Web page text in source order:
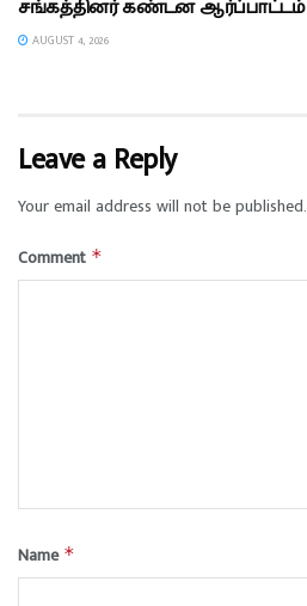
சங்கத்தினர் கண்டன ஆர்ப்பாட்டம்
AUGUST 4, 2026
Leave a Reply
Your email address will not be published.
Comment *
Name *